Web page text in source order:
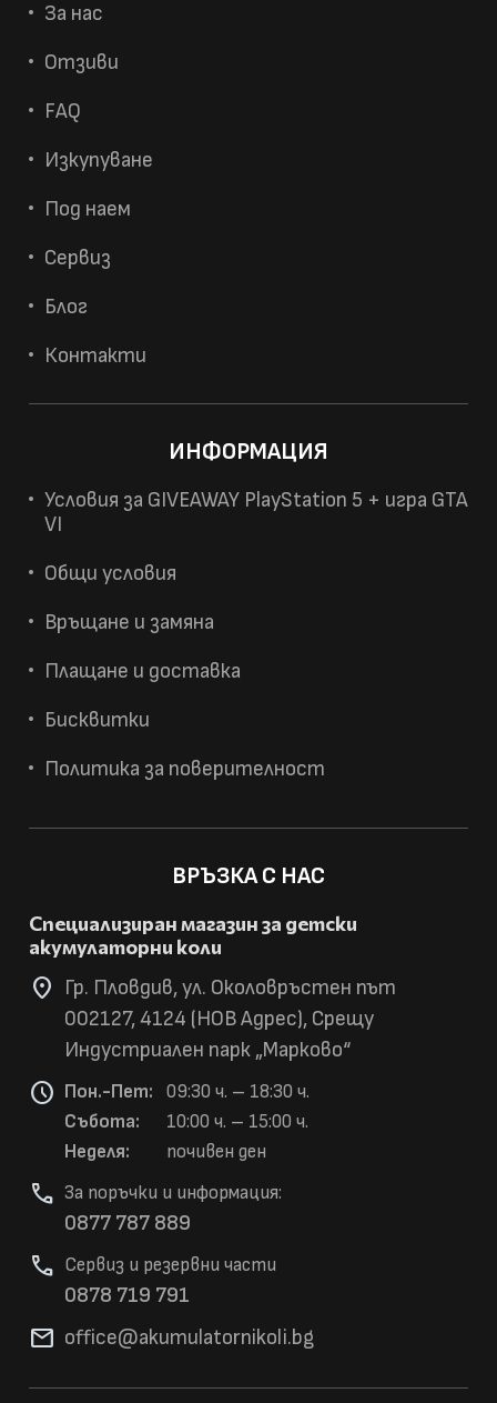
За нас
Отзиви
FAQ
Изкупуване
Под наем
Сервиз
Блог
Контакти
ИНФОРМАЦИЯ
Условия за GIVEAWAY PlayStation 5 + игра GTA
VI
Общи условия
Връщане и замяна
Плащане и доставка
Бисквитки
Политика за поверителност
ВРЪЗКА С НАС
Специализиран магазин за детски
акумулаторни коли
location_on
Гр. Пловдив, ул. Околовръстен път
002127, 4124 (НОВ Адрес), Срещу
Индустриален парк „Марково“
schedule Пон.-Пет:
09:30 ч. – 18:30 ч.
Събота:
10:00 ч. – 15:00 ч.
Неделя:
почивен ден
За поръчки и информация:
phone
0877 787 889
Сервиз и резервни части
phone
0878 719 791
mail office@akumulatornikoli.bg